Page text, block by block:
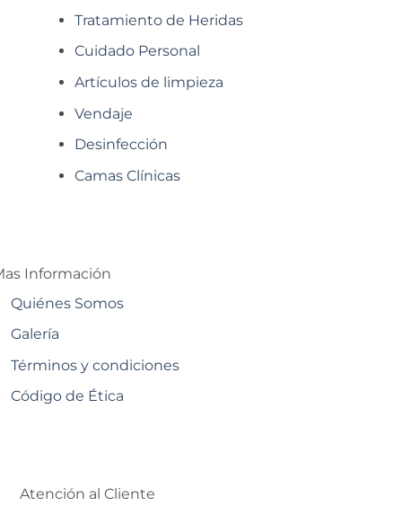
Tratamiento de Heridas
Cuidado Personal
Artículos de limpieza
Vendaje
Desinfección
Camas Clínicas
Información
Quiénes Somos
Galería
Términos y condiciones
Código de Ética
Atención al Cliente